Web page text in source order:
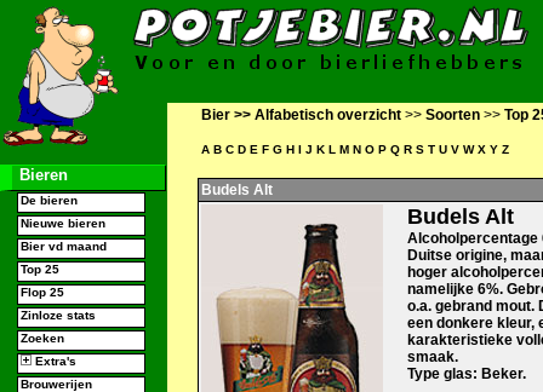
Bieren
De bieren
Nieuwe bieren
Bier vd maand
Top 25
Flop 25
Zinloze stats
Zoeken
Extra's
Brouwerijen
Bier >> Alfabetisch overzicht >> Soorten >> Top
A B C D E F G H I J K L M N O P Q R S T U V W X Y Z
Budels Alt
Budels Alt
Alcoholpercentage
Duitse origine,
hoger
namelijke 6%.
o.a. gebrand mout.
een donkere kleur,
karakteristieke
smaak.
Type glas: Beker.